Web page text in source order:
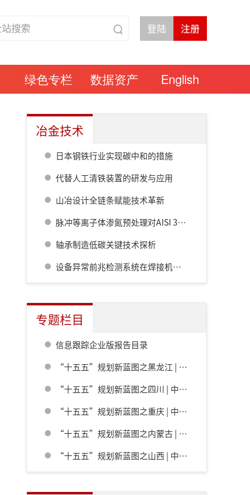
绿色专栏 数据资产 English
冶金技术
日本钢铁行业实现碳中和的措施
代替人工清铁装置的研发与应用
山冶设计全链条赋能技术革新
脉冲等离子体渗氮预处理对AISI 304不锈钢疲劳性能的影响
轴承制造低碳关键技术探析
设备异常前兆检测系统在焊接机上的应用
专题栏目
信息跟踪企业版报告目录
“十五五”规划新蓝图之黑龙江 | 中共黑龙江省委关于制定国民经济和社会发展第十五个五年规划的建议
“十五五”规划新蓝图之四川 | 中共四川省委关于制定四川省国民经济和社会发展第十五个五年规划的建议
“十五五”规划新蓝图之重庆 | 中共重庆市委关于制定重庆市国民经济和社会发展第十五个五年规划的建议
“十五五”规划新蓝图之内蒙古 | 内蒙古自治区党委关于制定国民经济和社会发展第十五个五年规划的建议
“十五五”规划新蓝图之山西 | 中共山西省委关于制定山西省国民经济和社会发展第十五个五年规划的建议